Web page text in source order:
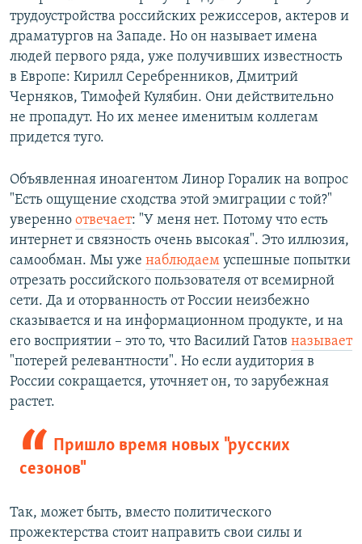
трудоустройства российских режиссеров, актеров и
драматургов на Западе. Но он называет имена
людей первого ряда, уже получивших известность
в Европе: Кирилл Серебренников, Дмитрий
Черняков, Тимофей Кулябин. Они действительно
не пропадут. Но их менее именитым коллегам
придется туго.
Объявленная иноагентом Линор Горалик на вопрос
"Есть ощущение сходства этой эмиграции с той?"
уверенно отвечает: "У меня нет. Потому что есть
интернет и связность очень высокая". Это иллюзия,
самообман. Мы уже наблюдаем успешные попытки
отрезать российского пользователя от всемирной
сети. Да и оторванность от России неизбежно
сказывается и на информационном продукте, и на
его восприятии – это то, что Василий Гатов называет
"потерей релевантности". Но если аудитория в
России сокращается, уточняет он, то зарубежная
растет.
Пришло время новых "русских
сезонов"
Так, может быть, вместо политического
прожектерства стоит направить свои силы и